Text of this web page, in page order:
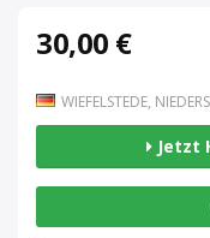
30,00 €
WIEFELSTEDE,
Jetzt